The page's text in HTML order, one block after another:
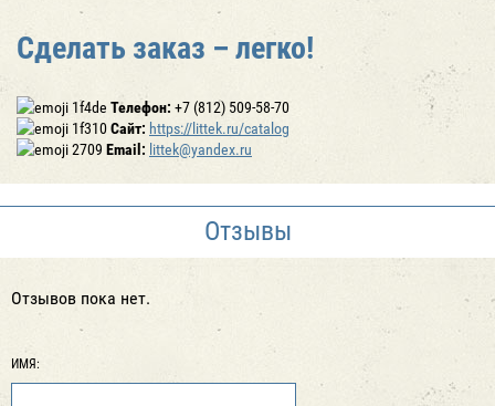
Сделать заказ – легко!
Телефон: +7 (812) 509-58-70
Сайт: https://littek.ru/catalog
Email: littek@yandex.ru
Отзывы
Отзывов пока нет.
ИМЯ: